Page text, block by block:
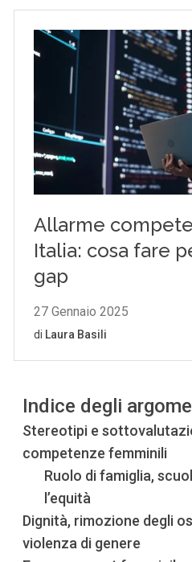
Indice degli
Stereotipi e
competenze femminili
Ruolo di famiglia,
l’equità
Dignità, rimozione degli
violenza di genere